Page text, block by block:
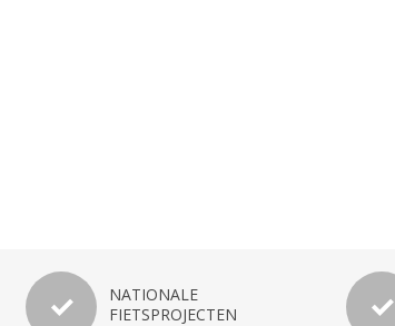
NATIONALE
FIETSPROJECTEN